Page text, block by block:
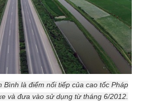
Bình là điểm nối tiếp của cao tốc Pháp
và đưa vào sử dụng từ tháng 6/2012.